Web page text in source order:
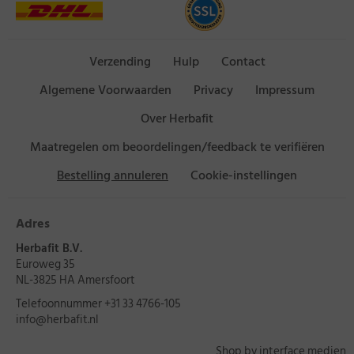
Verzending Hulp
Contact
Algemene Voorwaarden
Privacy
Impressum
Over Herbafit
Maatregelen om beoordelingen/feedback te verifiëren
Bestelling annuleren
Cookie-instellingen
Adres
Herbafit B.V.
Euroweg 35
NL-3825 HA Amersfoort
Telefoonnummer+31 33 4766-105
info@herbafit.nl